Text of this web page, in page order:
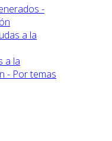
-
a la
a la
- Por temas